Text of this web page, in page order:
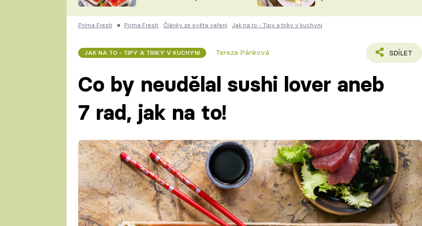
ČESKO NA TALÍŘI
DOMÁCÍ
KUCHAŘKA
VYCHYTÁVKY
Prima Fresh ■ Prima Fresh Články ze světa vaření Jak na to - Tipy a triky v kuchyni
JAK NA TO - TIPY A TRIKY V KUCHYNI Tereza Pánková SDÍLET
Co by neudělal sushi lover aneb
7 rad, jak na to!